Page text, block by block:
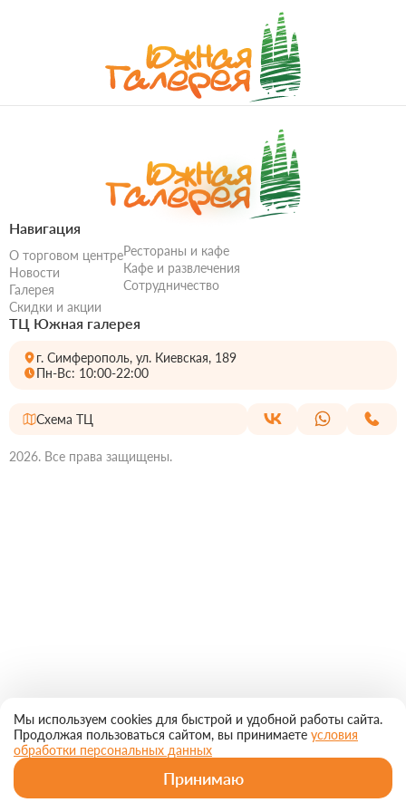
Мы используем cookies для быстрой и удобной работы сайта.
Продолжая пользоваться сайтом, вы принимаете условия
обработки персональных данных
Принимаю
Навигация
О торговом центре
Новости
Галерея
Скидки и акции
Рестораны и кафе
Кафе и развлечения
Сотрудничество
ТЦ Южная галерея
г. Симферополь, ул. Киевская, 189
Пн-Вс: 10:00-22:00
Схема ТЦ
2026. Все права защищены.